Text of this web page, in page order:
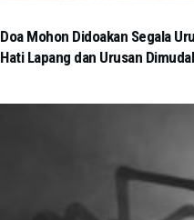
Doa Mohon Didoakan Segala
Hati Lapang dan Urusan